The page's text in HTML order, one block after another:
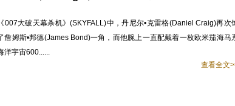
007大破天幕杀机》(SKYFALL)中，丹尼尔•克雷格(Daniel Craig)再次
詹姆斯•邦德(James Bond)一角，而他腕上一直配戴着一枚欧米茄海马
洋宇宙600......
查看全文